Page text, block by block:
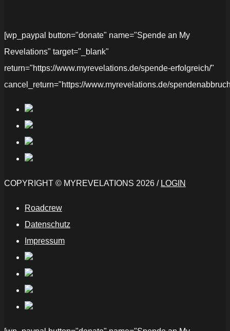
[wp_paypal button="donate" name="Spende an My
Revelations" target="_blank"
return="https://www.myrevelations.de/spende-erfolgreich/"
cancel_return="https://www.myrevelations.de/
COPYRIGHT © MYREVELATIONS 2026 / LOGIN
Roadcrew
Datenschutz
Impressum